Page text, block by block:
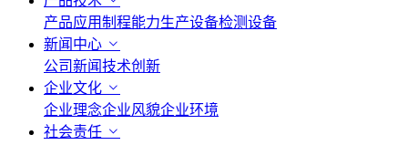
产品应用制程能力生产设备检测设备
新闻中心
公司新闻技术创新
企业文化
企业理念企业风貌企业环境
社会责任